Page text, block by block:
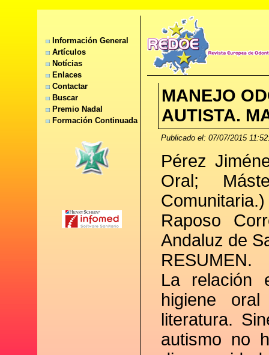
Información General
Artículos
Notícias
Enlaces
Contactar
Buscar
Premio Nadal
Formación Continuada
MANEJO
AUTISTA.
Publicado el: 07/07/2015
Pérez
Oral;
Comunitaria.)
Raposo
Andaluz de
RESUMEN.
La relación
higiene
literatura.
autismo no